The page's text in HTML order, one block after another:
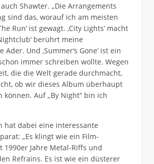
Shawter. „Die Arrangements
sind das, worauf ich am meisten
Run‘ ist gewagt. ,City Lights‘ macht
berührt meine
Ader. Und ,Summer‘s Gone‘ ist ein
immer schreiben wollte. Wegen
die die Welt gerade durchmacht,
ob wir dieses Album überhaupt
Auf „By Night“ bin ich
hat dabei eine interessante
„Es klingt wie ein Film-
1990er Jahre Metal-Riffs und
Refrains. Es ist wie ein düsterer